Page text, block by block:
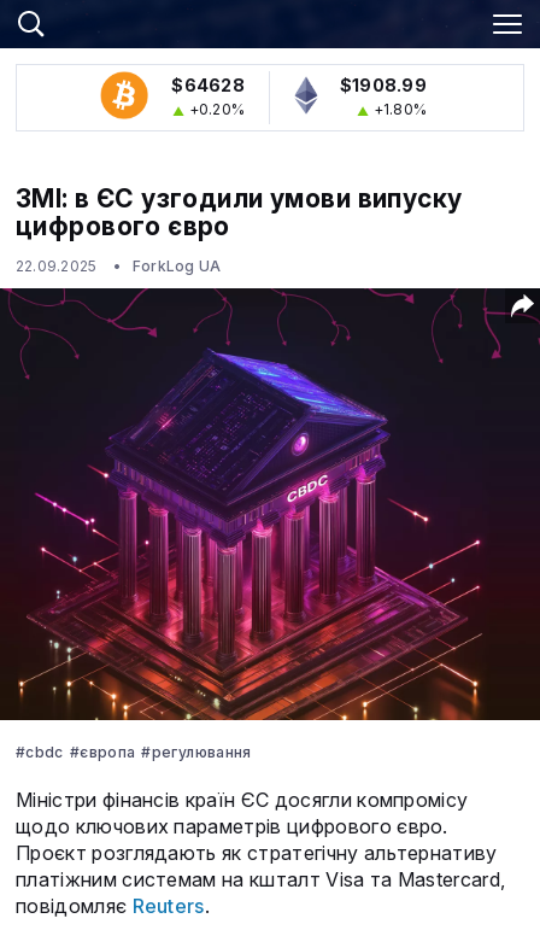
$64628
+0.20%
$1908.99
+1.80%
ЗМІ: в ЄС узгодили умови випуску
цифрового євро
22.09.2025 ForkLog UA
#cbdc #європа #регулювання
Міністри фінансів країн ЄС досягли компромісу
щодо ключових параметрів цифрового євро.
Проєкт розглядають як стратегічну альтернативу
платіжним системам на кшталт Visa та Mastercard,
повідомляє Reuters.